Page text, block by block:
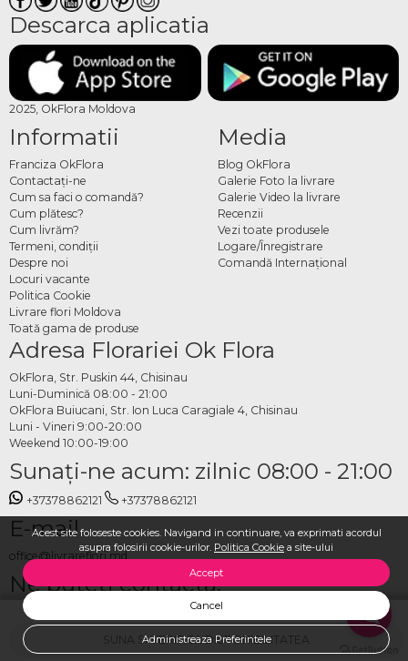
Acest site foloseste cookies. Navigand in continuare, va exprimati acordul
asupra folosirii cookie-urilor. Politica Cookie a site-ului
Accept
Cancel
Administreaza Preferintele
SUNA SI VERIFICA DISPONIBILITATEA
Descarca aplicatia
2025, OkFlora Moldova
Informatii
Franciza OkFlora
Contactaţi-ne
Cum sa faci o comandă?
Cum plătesc?
Cum livrăm?
Termeni, condiţii
Despre noi
Locuri vacante
Politica Cookie
Livrare flori Moldova
Toată gama de produse
Media
Blog OkFlora
Galerie Foto la livrare
Galerie Video la livrare
Recenzii
Vezi toate produsele
Logare/Înregistrare
Comandă Internațional
Adresa Florariei Ok Flora
OkFlora, Str. Puskin 44, Chisinau
Luni-Duminică 08:00 - 21:00
OkFlora Buiucani, Str. Ion Luca Caragiale 4, Chisinau
Luni - Vineri 9:00-20:00
Weekend 10:00-19:00
Sunaţi-ne acum: zilnic 08:00 - 21:00
+37378862121 +37378862121
E-mail
office@livrareflori.md
Ne puteți contacta:
whatsapp